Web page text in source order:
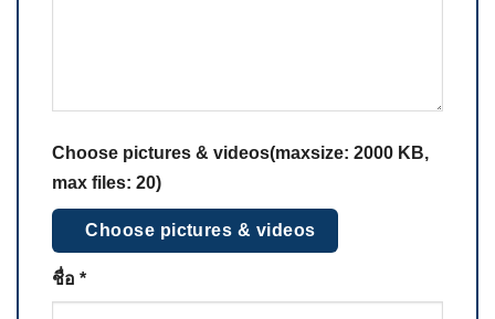
Choose pictures & videos(maxsize: 2000 KB,
max files: 20)
Choose pictures & videos
ชื่อ *